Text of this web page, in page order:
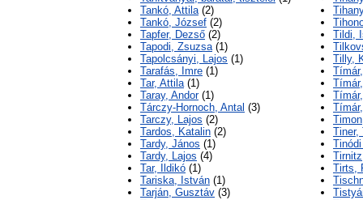
Tankó, Attila(2)
Tankó, József (2)
Tapfer, Dezső (2)
Tapodi, Zsuzsa(1)
Tapolcsányi, Lajos (1)
Tarafás, Imre (1)
Tar, Attila(1)
Taray, Andor(1)
Tárczy-Hornoch, Antal (3)
Tarczy, Lajos (2)
Tardos, Katalin (2)
Tardy, János (1)
Tardy, Lajos (4)
Tar, Ildikó (1)
Tariska, István (1)
Tarján, Gusztáv (3)
Tildi,
Tilly,
Tiner,
Tirts,